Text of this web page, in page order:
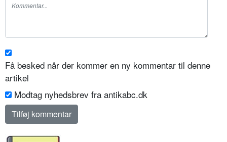
Få besked når der kommer en ny kommentar til denne
artikel
Modtag nyhedsbrev fra antikabc.dk